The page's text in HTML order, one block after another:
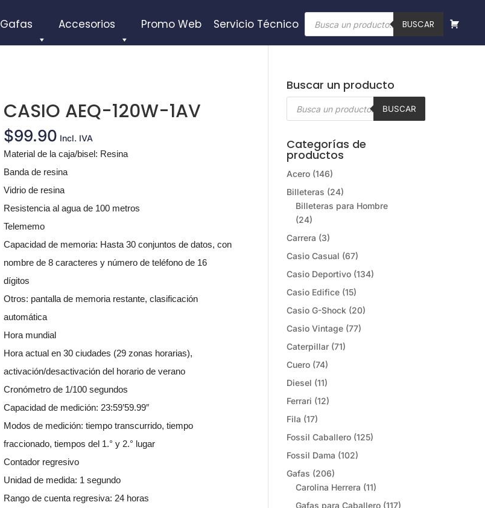
Gafas Accesorios Promo Web Servicio Técnico
Búsqueda
de
productos
BUSCAR
CASIO AEQ-120W-1AV
$99.90 Incl. IVA
Material de la caja/bisel: Resina
Banda de resina
Vidrio de resina
Resistencia al agua de 100 metros
Telememo
Capacidad de memoria: Hasta 30 conjuntos de datos, con
nombre de 8 caracteres y número de teléfono de 16
dígitos
Otros: pantalla de memoria restante, clasificación
automática
Hora mundial
Hora actual en 30 ciudades (29 zonas horarias),
activación/desactivación del horario de verano
Cronómetro de 1/100 segundos
Capacidad de medición: 23:59’59.99″
Modos de medición: tiempo transcurrido, tiempo
fraccionado, tiempos del 1.° y 2.° lugar
Contador regresivo
Unidad de medida: 1 segundo
Rango de cuenta regresiva: 24 horas
Buscar un producto
Búsqueda
BUSCAR
Categorías de
productos
Acero (146)
Billeteras (24)
Billeteras para Hombre
(24)
Carrera (3)
Casio Casual (67)
Casio Deportivo (134)
Casio Edifice (15)
Casio G-Shock (20)
Casio Vintage (77)
Caterpillar (71)
Cuero (74)
Diesel (11)
Ferrari (12)
Fila (17)
Fossil Caballero (125)
Fossil Dama (102)
Gafas (206)
Carolina Herrera (11)
Gafas para Caballero (117)